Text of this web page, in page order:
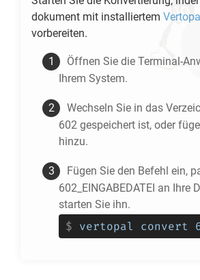
dokument mit installiertem
vorbereiten.
Öffnen Sie die Terminal-
Ihrem System.
Wechseln Sie in das
602 gespeichert ist, oder
hinzu.
Fügen Sie den Befehl ein,
602_EINGABEDATEI an Ihre
starten Sie ihn.
$ vertopal convert